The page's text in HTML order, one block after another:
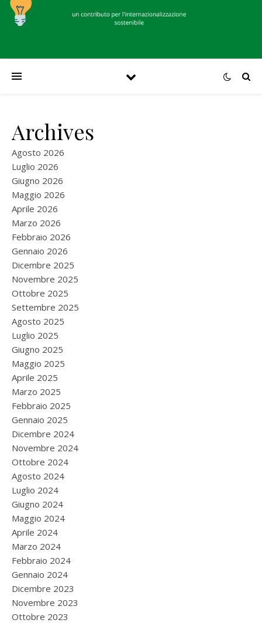
Archives
Agosto 2026
Luglio 2026
Giugno 2026
Maggio 2026
Aprile 2026
Marzo 2026
Febbraio 2026
Gennaio 2026
Dicembre 2025
Novembre 2025
Ottobre 2025
Settembre 2025
Agosto 2025
Luglio 2025
Giugno 2025
Maggio 2025
Aprile 2025
Marzo 2025
Febbraio 2025
Gennaio 2025
Dicembre 2024
Novembre 2024
Ottobre 2024
Agosto 2024
Luglio 2024
Giugno 2024
Maggio 2024
Aprile 2024
Marzo 2024
Febbraio 2024
Gennaio 2024
Dicembre 2023
Novembre 2023
Ottobre 2023